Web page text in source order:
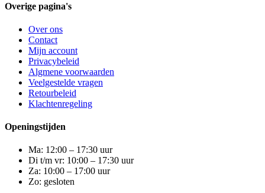
Overige pagina's
Over ons
Contact
Mijn account
Privacybeleid
Algmene voorwaarden
Veelgestelde vragen
Retourbeleid
Klachtenregeling
Openingstijden
Ma: 12:00 – 17:30 uur
Di t/m vr: 10:00 – 17:30 uur
Za: 10:00 – 17:00 uur
Zo: gesloten